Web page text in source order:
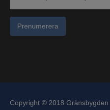
Prenumerera
Copyright © 2018